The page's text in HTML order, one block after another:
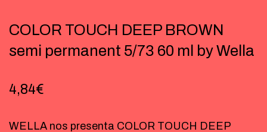
COLOR TOUCH DEEP BROWN
semi permanent 5/73 60 ml by Wella
4,84€
WELLA nos presenta COLOR TOUCH DEEP